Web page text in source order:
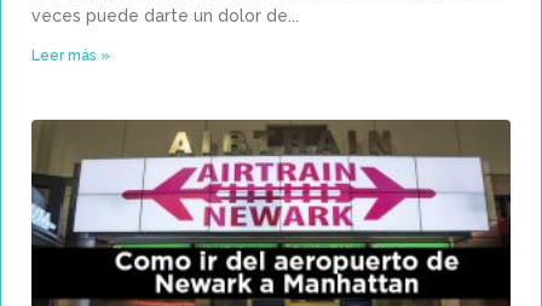
veces puede darte un dolor de
Leer más »